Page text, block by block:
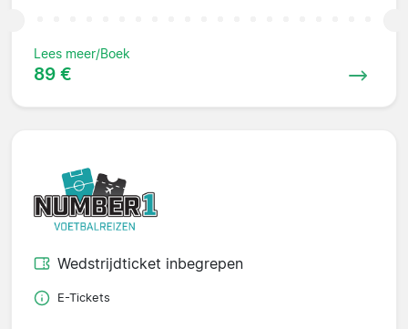
Lees meer/Boek
89 €
Wedstrijdticket inbegrepen
E-Tickets